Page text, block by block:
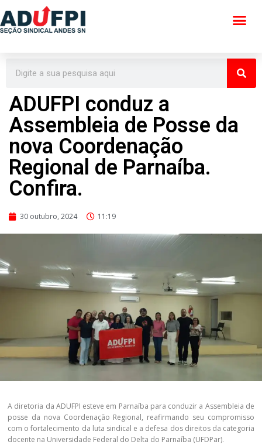
Pular
conteúdo
ADUFPI conduz a
Assembleia de Posse da
nova Coordenação
Regional de Parnaíba.
Confira.
30 outubro, 2024 11:19
A diretoria da ADUFPI esteve em Parnaíba para conduzir a Assembleia de
posse da nova Coordenação Regional, reafirmando seu compromisso
com o fortalecimento da luta sindical e a defesa dos direitos da categoria
docente na Universidade Federal do Delta do Parnaíba (UFDPar).